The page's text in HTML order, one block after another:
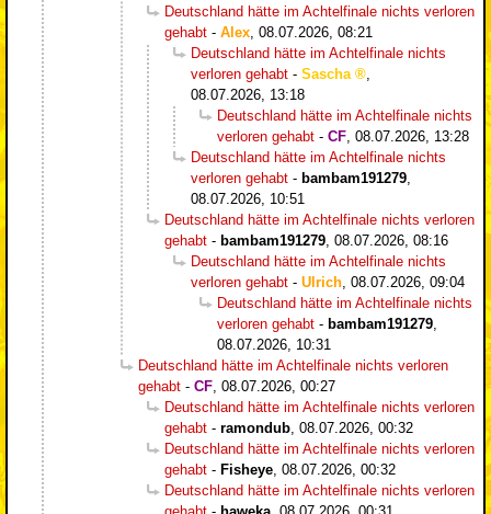
Deutschland hätte im Achtelfinale nichts verloren
gehabt - Alex 08.07.2026, 08:21
Deutschland hätte im Achtelfinale nichts
verloren gehabt - Sascha
08.07.2026, 13:18
Deutschland hätte im Achtelfinale nichts
verloren gehabt - CF 08.07.2026, 13:28
Deutschland hätte im Achtelfinale nichts
verloren gehabt - bambam191279
08.07.2026, 10:51
Deutschland hätte im Achtelfinale nichts verloren
gehabt - bambam191279 08.07.2026, 08:16
Deutschland hätte im Achtelfinale nichts
verloren gehabt - Ulrich 08.07.2026, 09:04
Deutschland hätte im Achtelfinale nichts
verloren gehabt - bambam191279
08.07.2026, 10:31
Deutschland hätte im Achtelfinale nichts verloren
gehabt - CF 08.07.2026, 00:27
Deutschland hätte im Achtelfinale nichts verloren
gehabt - ramondub 08.07.2026, 00:32
Deutschland hätte im Achtelfinale nichts verloren
gehabt - Fisheye 08.07.2026, 00:32
Deutschland hätte im Achtelfinale nichts verloren